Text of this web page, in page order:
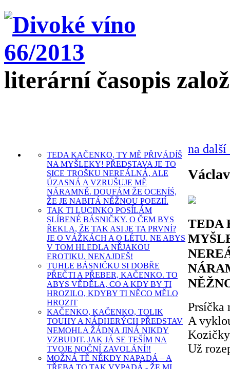
literární časopis
TEDA KAČENKO, TY MĚ PŘIVÁDÍŠ
NA MYŠLEKY! PŘEDSTAVA JE TO
SICE TROŠKU NEREÁLNÁ, ALE
ÚZASNÁ A VZRUŠUJE MĚ
NÁRAMNĚ. DOUFÁM ŽE OCENÍŚ,
ŽE JE NABITÁ NĚŽNOU POEZIÍ.
TAK TI LUCINKO POSÍLÁM
SLÍBENÉ BÁSNIČKY. O ČEM BYS
ŘEKLA, ŽE TAK ASI JE TA PRVNÍ?
JE O VÁŽKÁCH A O LÉTU. NE ABYS
V TOM HLEDLA NĚJAKOU
EROTIKU. NENAJDEŠ!
TUHLE BÁSNIČKU SI DOBŘE
PŘEČTI A PŘEBER, KAČENKO. TO
ABYS VĚDĚLA, CO A KDY BY TI
HROZILO, KDYBY TI NĚCO MĚLO
HROZIT
KAČENKO, KAČENKO, TOLIK
TOUHY A NÁDHERÝCH PŘEDSTAV
NEMOHLA ŽÁDNA JINÁ NIKDY
VZBUDIT. JAK JÁ SE TEŠÍM NA
TVOJE NOČNÍ ZAVOLÁNÍ!!
MOŽNÁ TĚ NĚKDY NAPADÁ – A
TŘEBA TO TAK VYPADÁ - ŽE MI
na další
TEDA
Prsíčka
A
Už